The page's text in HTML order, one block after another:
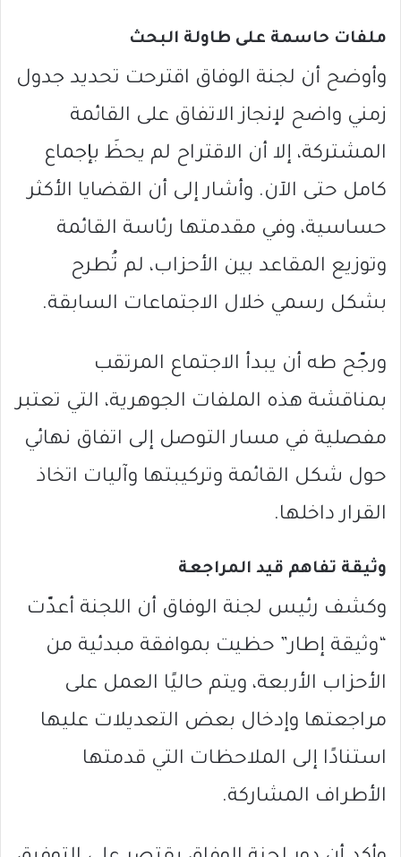
ملفات حاسمة على طاولة البحث
وأوضح أن لجنة الوفاق اقترحت تحديد جدول
زمني واضح لإنجاز الاتفاق على القائمة
المشتركة، إلا أن الاقتراح لم يحظَ بإجماع
كامل حتى الآن. وأشار إلى أن القضايا الأكثر
حساسية، وفي مقدمتها رئاسة القائمة
وتوزيع المقاعد بين الأحزاب، لم تُطرح
بشكل رسمي خلال الاجتماعات السابقة.
ورجّح طه أن يبدأ الاجتماع المرتقب
بمناقشة هذه الملفات الجوهرية، التي تعتبر
مفصلية في مسار التوصل إلى اتفاق نهائي
حول شكل القائمة وتركيبتها وآليات اتخاذ
القرار داخلها.
وثيقة تفاهم قيد المراجعة
وكشف رئيس لجنة الوفاق أن اللجنة أعدّت
“وثيقة إطار” حظيت بموافقة مبدئية من
الأحزاب الأربعة، ويتم حاليًا العمل على
مراجعتها وإدخال بعض التعديلات عليها
استنادًا إلى الملاحظات التي قدمتها
الأطراف المشاركة.